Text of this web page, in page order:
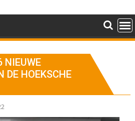
NIEUWE
DE HOEKSCHE